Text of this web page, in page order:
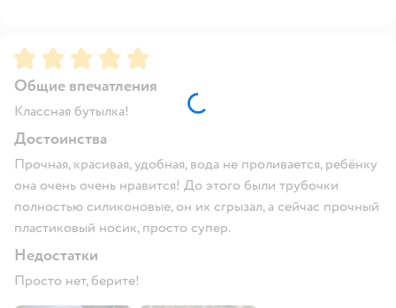
Рейтинг:5
Общие впечатления
Классная бутылка!
Достоинства
Прочная, красивая, удобная, вода не проливается, ребёнку
она очень очень нравится! До этого были трубочки
полностью силиконовые, он их сгрызал, а сейчас прочный
пластиковый носик, просто супер.
Недостатки
Просто нет, берите!